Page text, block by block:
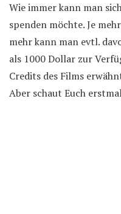
Wie immer kann man
spenden möchte. Je
mehr kann man evtl.
als 1000 Dollar zur
Credits des Films
Aber schaut Euch